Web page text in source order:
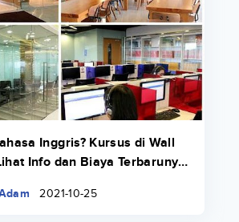
Inggris? Kursus di Wall
Info dan Biaya Terbarunya
2021-10-25